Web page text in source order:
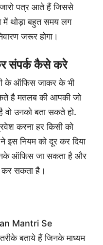
पत्र आते हैं जिससे
में थोड़ा बहुत समय लग
जरूर होगा।
संपर्क कैसे करे
के ऑफिस जाकर के भी
है मतलब की आपकी जो
वो उनको बता सकते हो.
करना हर किसी को
इस नियम को दूर कर दिया
ऑफिस जा सकता है और
कर सकता है।
Mantri Se
बताये हैं जिनके माध्यम